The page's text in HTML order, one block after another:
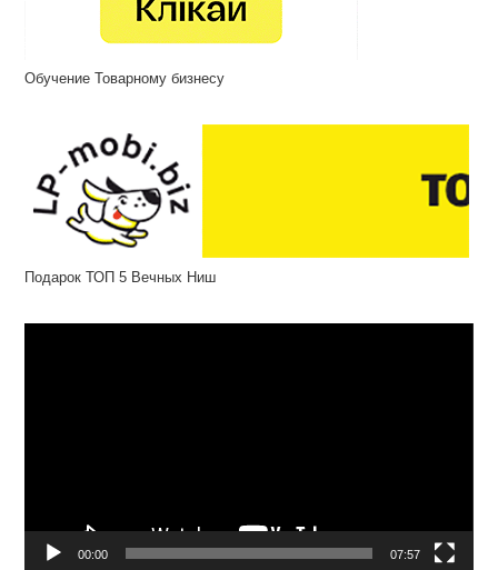
Обучение Товарному бизнесу
Подарок ТОП 5 Вечных Ниш
00:00 07:57